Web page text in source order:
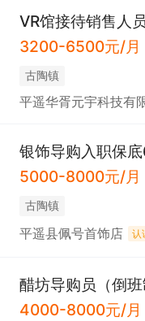
VR馆接待销售人员
3200-6500元/月
古陶镇
平遥华胥元宇科技有
银饰导购入职保
5000-8000元/月
古陶镇
平遥县佩号首饰店 认
醋坊导购员（倒班
4000-8000元/月